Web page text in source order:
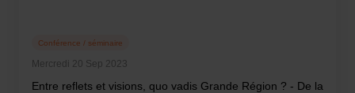
Mercredi 20 Sep 2023
Conférence / séminaire
Entre reflets et visions, quo vadis Grande Région ? - De la